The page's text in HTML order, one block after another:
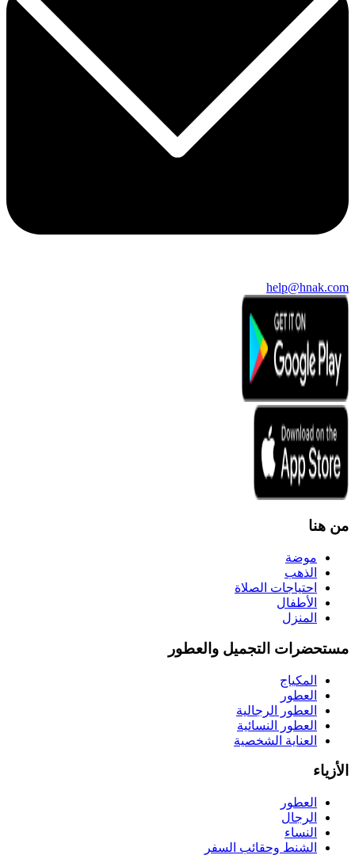
help@hnak.com
من هنا
موضة
الذهب
احتياجات الصلاة
الأطفال
المنزل
مستحضرات التجميل والعطور
المكياج
العطور
العطور الرجالية
العطور النسائية
العناية الشخصية
الأزياء
العطور
الرجال
النساء
الشنط وحقائب السفر